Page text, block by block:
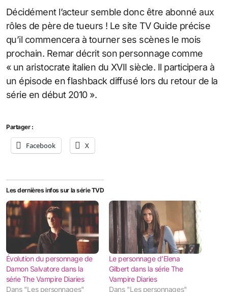
Décidément l’acteur semble donc être abonné aux
rôles de père de tueurs ! Le site TV Guide précise
qu’il commencera à tourner ses scènes le mois
prochain. Remar décrit son personnage comme
« un aristocrate italien du XVII siècle. Il participera à
un épisode en flashback diffusé lors du retour de la
série en début 2010 ».
Partager :
Facebook X
Les dernières infos sur la série TVD
Évolution du personnage de
Damon Salvatore dans la
série The Vampire Diaries
Dans "Les personnages"
Le personnage d’Elena
Gilbert dans la série The
Vampire Diaries
Dans "Les personnages"